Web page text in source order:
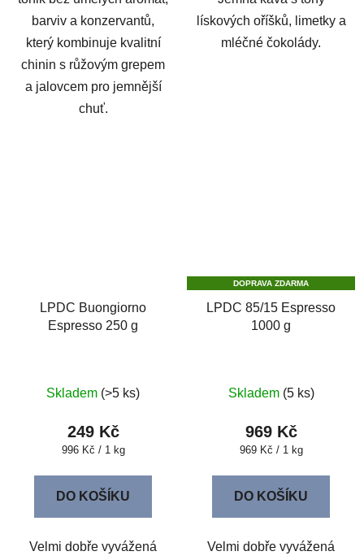
barviv a konzervantů,
který kombinuje kvalitní
chinin s růžovým grepem
a jalovcem pro jemnější
chuť.
lískových oříšků, limetky a
mléčné čokolády.
LPDC Buongiorno
Espresso 250 g
Skladem (>5 ks)
249 Kč
Měrná
996 Kč / 1 kg
DO KOŠÍKU
Velmi dobře vyvážená
DOPRAVA ZDARMA
LPDC 85/15 Espresso
1000 g
Skladem (5 ks)
969 Kč
Měrná
969 Kč / 1 kg
DO KOŠÍKU
Velmi dobře vyvážená